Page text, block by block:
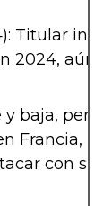
Titular
2024, aún
baja,
Francia,
con su